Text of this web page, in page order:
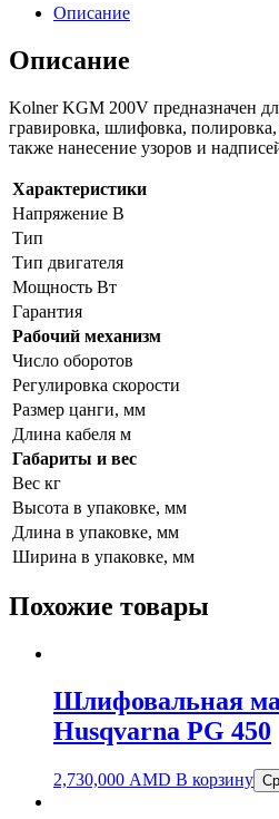
Описание
Описание
Kolner KGM 200V предназначен
гравировка, шлифовка, полировка,
также нанесение узоров и
Характеристики
Напряжение В
Тип
Тип двигателя
Мощность Вт
Гарантия
Рабочий механизм
Число оборотов
Регулировка скорости
Размер цанги, мм
Длина кабеля м
Габариты и вес
Вес кг
Высота в упаковке, мм
Длина в упаковке, мм
Ширина в упаковке, мм
Похожие товары
Шлифовальная
Husqvarna PG 450
2,730,000 AMD В корзину